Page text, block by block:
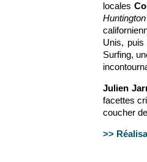
locales
Unis,
Surfing,
Julien
facettes
coucher
>>